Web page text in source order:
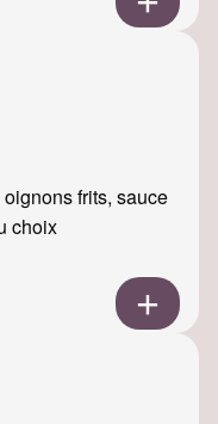
frits, sauce
choix